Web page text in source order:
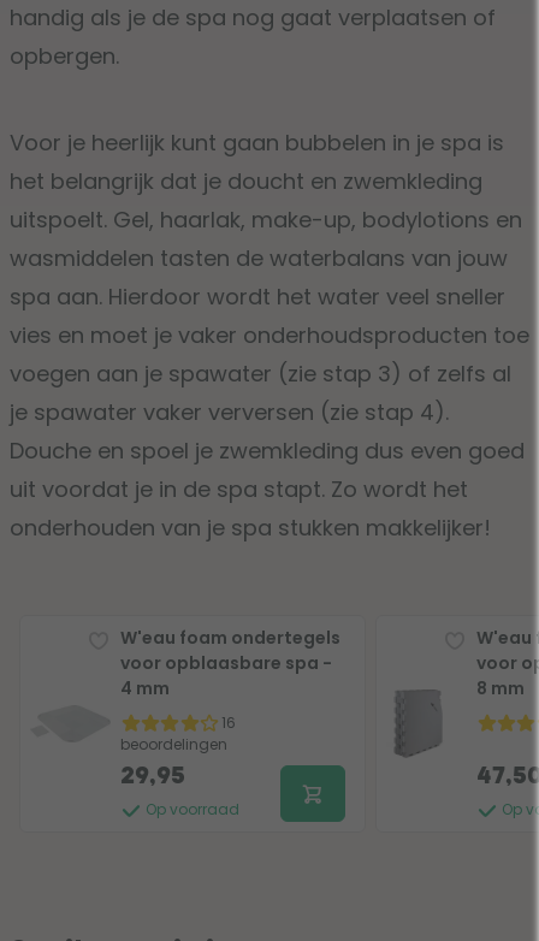
handig als je de spa nog gaat verplaatsen of
opbergen.
Voor je heerlijk kunt gaan bubbelen in je spa is
het belangrijk dat je doucht en zwemkleding
uitspoelt. Gel, haarlak, make-up, bodylotions en
wasmiddelen tasten de waterbalans van jouw
spa aan. Hierdoor wordt het water veel sneller
vies en moet je vaker onderhoudsproducten toe
voegen aan je spawater (zie stap 3) of zelfs al
je spawater vaker verversen (zie stap 4).
Douche en spoel je zwemkleding dus even goed
uit voordat je in de spa stapt. Zo wordt het
onderhouden van je spa stukken makkelijker!
W'eau foam ondertegels
voor opblaasbare spa -
4 mm
16
beoordelingen
Op voorraad
29,95
W'eau
voor
8 mm
Op